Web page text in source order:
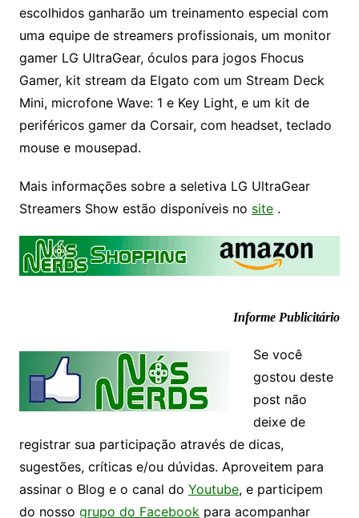
escolhidos ganharão um treinamento especial com
uma equipe de streamers profissionais, um monitor
gamer LG UltraGear, óculos para jogos Fhocus
Gamer, kit stream da Elgato com um Stream Deck
Mini, microfone Wave: 1 e Key Light, e um kit de
periféricos gamer da Corsair, com headset, teclado
mouse e mousepad.
Mais informações sobre a seletiva LG UltraGear
Streamers Show estão disponíveis no site.
Informe Publicitário
Se você
gostou deste
post não
deixe de
registrar sua participação através de dicas,
sugestões, críticas e/ou dúvidas. Aproveitem para
assinar o Blog e o canal do Youtube, e participem
do nosso grupo do Facebookpara acompanhar